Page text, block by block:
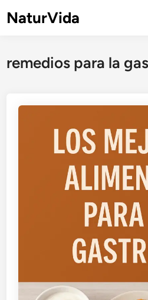
NaturVida
remedios para la